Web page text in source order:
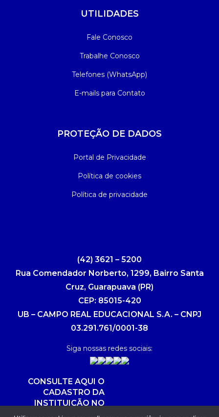
UTILIDADES
Fale Conosco
Trabalhe Conosco
Telefones (WhatsApp)
E-mails para Contato
PROTEÇÃO DE DADOS
Portal de Privacidade
Política de cookies
Política de privacidade
(42) 3621 – 5200
Rua Comendador Norberto, 1299, Bairro Santa
Cruz, Guarapuava (PR)
CEP: 85015-420
UB – CAMPO REAL EDUCACIONAL S.A. – CNPJ
03.291.761/0001-38
Siga nossas redes sociais:
CONSULTE AQUI O
CADASTRO DA
INSTITUIÇÃO NO
SISTEMA E-MEC